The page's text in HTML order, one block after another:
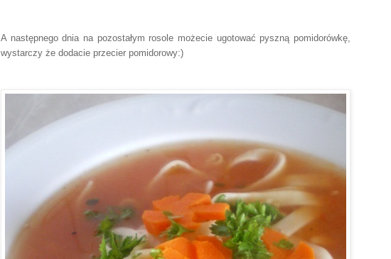
A następnego dnia na pozostałym rosole możecie ugotować pyszną pomidorówkę,
wystarczy że dodacie przecier pomidorowy:)